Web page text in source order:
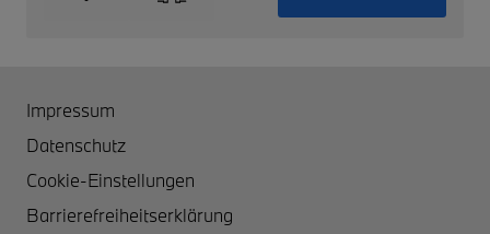
Impressum
Datenschutz
Cookie-Einstellungen
Barrierefreiheitserklärung